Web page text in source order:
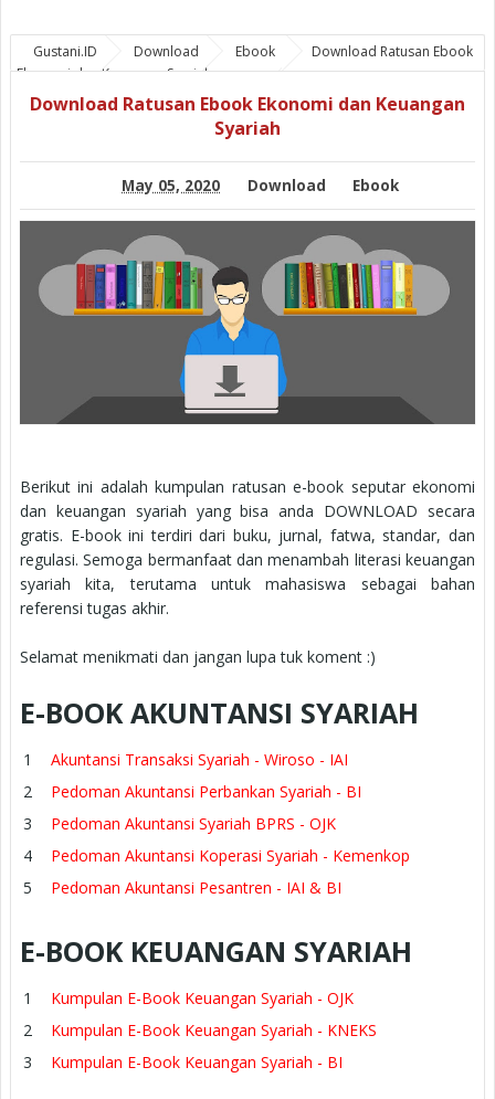
Gustani.ID Download Ebook
Download Ratusan Ebook
Ekonomi dan Keuangan Syariah
Download Ratusan Ebook Ekonomi dan Keuangan
Syariah
May 05, 2020 Download Ebook
Berikut ini adalah kumpulan ratusan e-book seputar ekonomi
dan keuangan syariah yang bisa anda DOWNLOAD secara
gratis. E-book ini terdiri dari buku, jurnal, fatwa, standar, dan
regulasi. Semoga bermanfaat dan menambah literasi keuangan
syariah kita, terutama untuk mahasiswa sebagai bahan
referensi tugas akhir.
Selamat menikmati dan jangan lupa tuk koment :)
E-BOOK AKUNTANSI SYARIAH
Akuntansi Transaksi Syariah - Wiroso - IAI
Pedoman Akuntansi Perbankan Syariah - BI
Pedoman Akuntansi Syariah BPRS - OJK
Pedoman Akuntansi Koperasi Syariah - Kemenkop
Pedoman Akuntansi Pesantren - IAI & BI
E-BOOK KEUANGAN SYARIAH
Kumpulan E-Book Keuangan Syariah - OJK
Kumpulan E-Book Keuangan Syariah - KNEKS
Kumpulan E-Book Keuangan Syariah - BI